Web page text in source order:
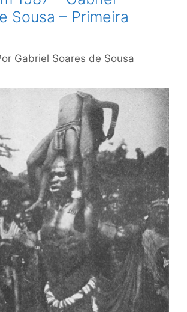
Sousa – Primeira
Gabriel Soares de Sousa